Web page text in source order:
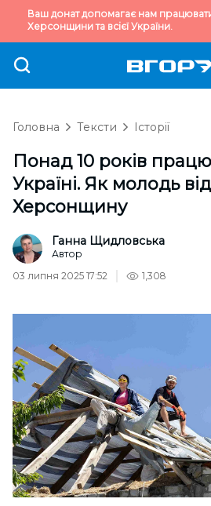
Ваш донат допомагає нам
Херсонщини та всієї України.
Головна Тексти Історії
Понад 10 років
Україні. Як молодь
Херсонщину
Ганна Щидловська
Автор
03 липня 2025 17:52
1,308